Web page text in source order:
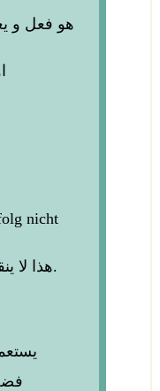
هو فعل و
nicht
هذا لانجاحاتي.